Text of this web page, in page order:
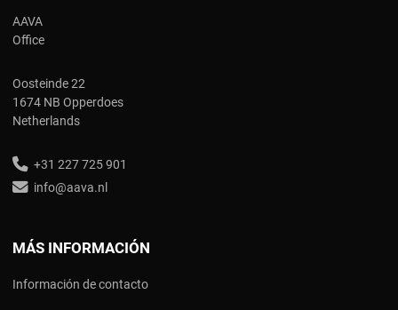
AAVA
Office
Oosteinde 22
1674 NB Opperdoes
Netherlands
+31 227 725 901
info@aava.nl
MÁS INFORMACIÓN
Información de contacto